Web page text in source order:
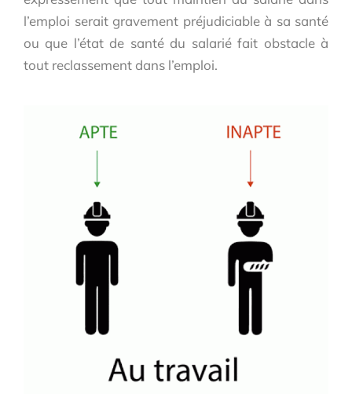
l’emploi serait gravement préjudiciable à sa santé
ou que l’état de santé du salarié fait obstacle à
tout reclassement dans l’emploi.